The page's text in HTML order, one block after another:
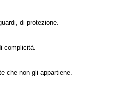
di protezione.
complicità.
che non gli appartiene.